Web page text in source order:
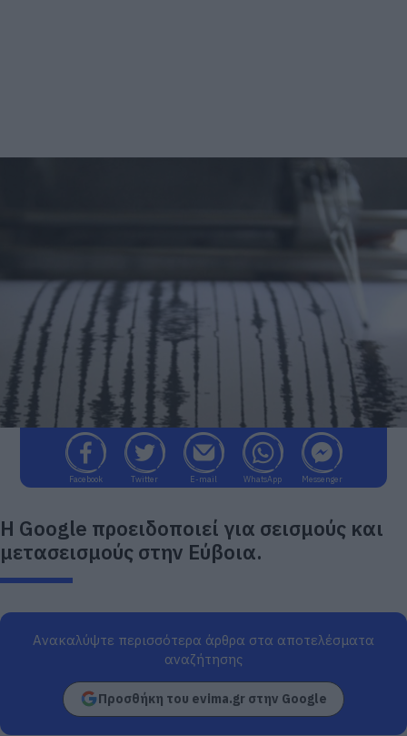
Facebook Twitter E-mail WhatsApp Messenger
Η Google προειδοποιεί για σεισμούς και
μετασεισμούς στην Εύβοια.
Ανακαλύψτε περισσότερα άρθρα στα αποτελέσματα
αναζήτησης
Προσθήκη του evima.gr στην Google